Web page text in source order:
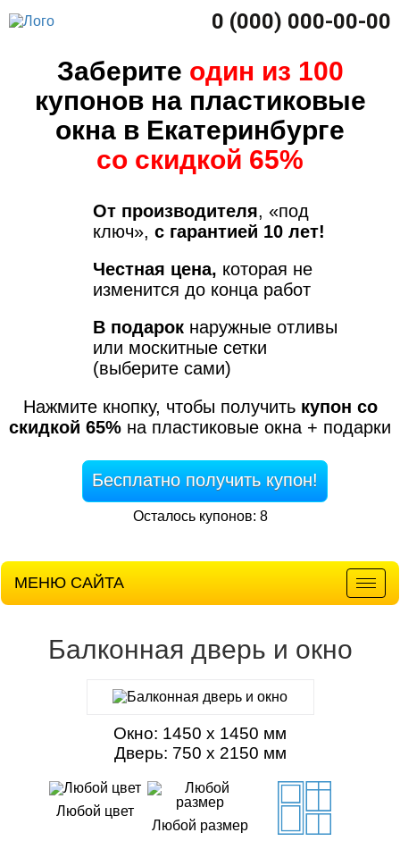
0 (000) 000-00-00
Заберите один из 100
купонов на пластиковые
окна в Екатеринбурге
со скидкой 65%
От производителя, «под
ключ», с гарантией 10 лет!
Честная цена, которая не
изменится до конца работ
В подарок наружные отливы
или москитные сетки
(выберите сами)
Нажмите кнопку, чтобы получить купон со
скидкой 65% на пластиковые окна + подарки
Бесплатно получить купон!
Осталось купонов: 8
МЕНЮ САЙТА
Балконная дверь и окно
Окно: 1450 х 1450 мм
Дверь: 750 х 2150 мм
Любой цвет
Любой размер